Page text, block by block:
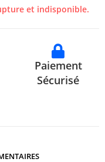
et indisponible.
Paiement
Sécurisé